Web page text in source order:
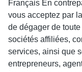
Français En
vous acceptez par
de dégager de
sociétés affiliées,
services, ainsi que
entrepreneurs,